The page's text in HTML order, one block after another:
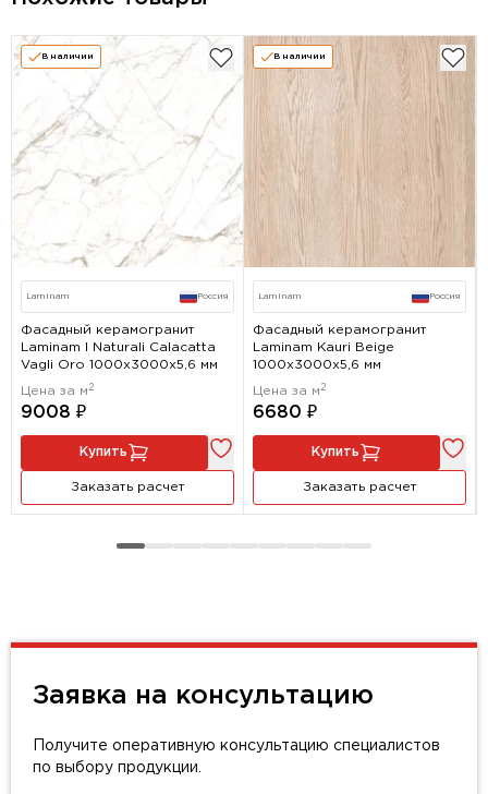
В наличии
Laminam Россия
Фасадный керамогранит
Laminam I Naturali Calacatta
Vagli Oro 1000x3000х5,6 мм
Цена за м 2
9008 ₽
Купить
Заказать расчет
В наличии
Laminam Россия
Фасадный керамогранит
Laminam Kauri Beige
1000x3000х5,6 мм
Цена за м 2
6680 ₽
Купить
Заказать расчет
Заявка на консультацию
Получите оперативную консультацию специалистов
по выбору продукции.